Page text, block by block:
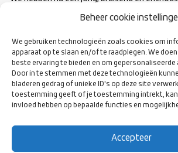
Beheer cookie
We gebruiken technologieën zoals cookies om
apparaat op te slaan en/of te raadplegen. We
beste ervaring te bieden en om
Door in te stemmen met deze technologieën
bladeren gedrag of unieke ID's op deze site
toestemming geeft of je toestemming intrekt, kan
invloed hebben op bepaalde functies en
Accepteer
een lange weg te gaan heeft”, vertelt
Haverkorn. “Onze ogen staan gericht op het
Het grotere doel is om daar met de
loopt meer dan genoeg talent rond in
kunnen bereiken.”
De ontwikkeling van het team is te zien aan
kans krijgen om in een buitenlandse
één in de Engelse competitie, wordt de
van het Nederlands team steeds hoger.